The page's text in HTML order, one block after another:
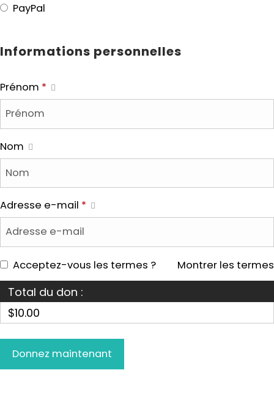
PayPal
Informations personnelles
Prénom *
Nom
Adresse e-mail *
Montrer les termes
Acceptez-vous les termes ?
Total du don :
$10.00